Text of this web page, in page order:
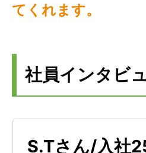
てくれます。
社員インタビ
S.Tさん/入社